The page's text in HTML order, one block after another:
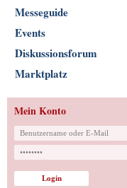
Messeguide
Events
Diskussionsforum
Marktplatz
Mein Konto